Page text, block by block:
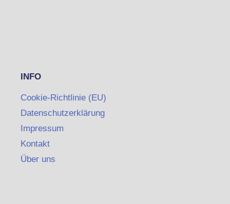
INFO
Cookie-Richtlinie (EU)
Datenschutzerklärung
Impressum
Kontakt
Über uns